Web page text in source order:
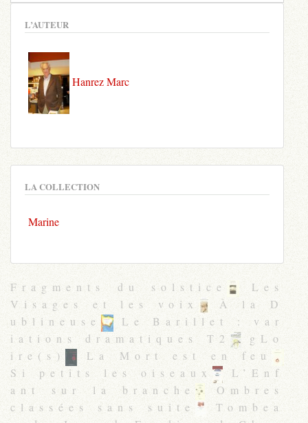
L’AUTEUR
Hanrez Marc
LA COLLECTION
Marine
Fragments du solstice
Les
Visages et les voix
À la D
ublineuse
Le Barillet : var
iations dramatiques T2
gLo
ire(s)
La Mort est en feu
Si petits les oiseaux
L’Enf
ant sur la branche
Ombres
classées sans suite
Tombea